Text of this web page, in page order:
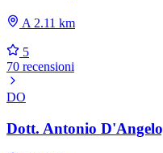
A 2.11 km
5
70 recensioni
DO
Dott. Antonio